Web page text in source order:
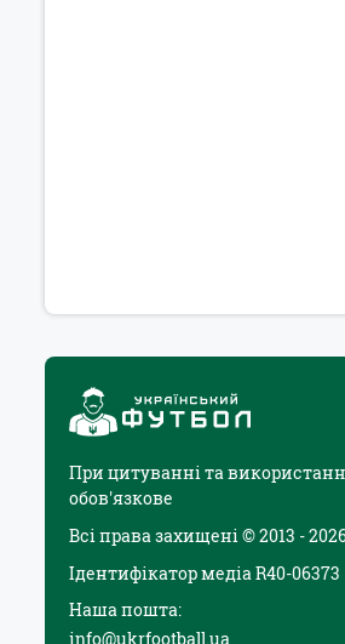
При цитуванні та
обов'язкове
Всі права захищені © 2013 -
Ідентифікатор медіа R40-06373
Наша пошта:
info@ukrfootball.ua